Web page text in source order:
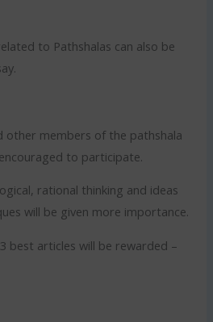
to Pathshalas can also be
other members of the pathshala
to participate.
rational thinking and ideas
will be given more importance.
best articles will be rewarded –